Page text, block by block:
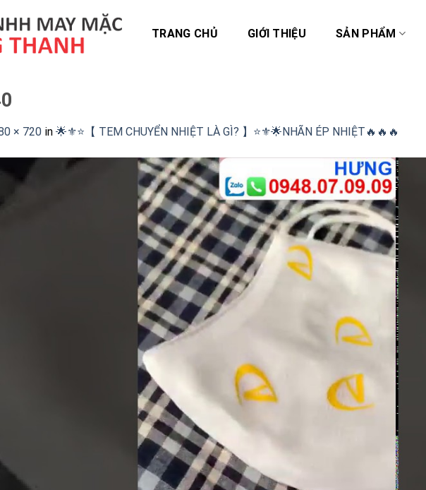
TRANG CHỦ GIỚI THIỆU SẢN PHẨM
× 720 in 🌟⚜️⭐️【 TEM CHUYỂN NHIỆT LÀ GÌ? 】⭐️⚜️🌟NHÃN ÉP NHIỆT🔥🔥🔥